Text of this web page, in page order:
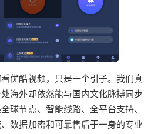
优酷视频，只是一个引子。我们真
海外却依然能与国内文化脉搏同步
球节点、智能线路、全平台支持、
数据加密和可靠售后于一身的专业